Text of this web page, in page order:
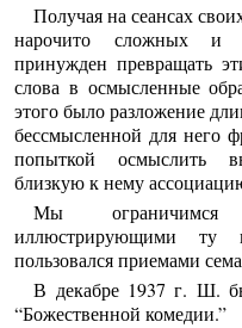
Получая на сеансах
нарочито сложных и
принужден превращать
слова в осмысленные
этого было разложение
бессмысленной для него
попыткой осмыслить
близкую к нему
Мы ограничимся
иллюстрирующими ту
пользовался приемами
В декабре 1937 г. Ш.
“Божественной комедии.”